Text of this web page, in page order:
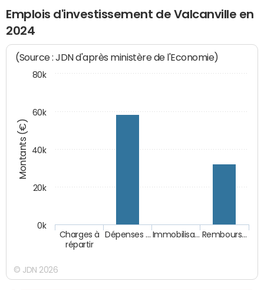
Emplois d'investissement de Valcanville en
2024
Montants (€)
(Source : JDN d'après ministère de l'Economie)
Charges à
répartir
Dépenses … Immobilisa… Rembours…
0k
20k
40k
60k
80k
© JDN 2026